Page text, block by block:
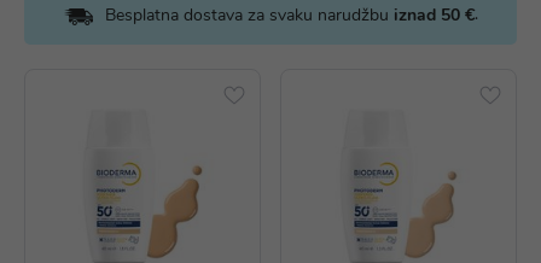
Besplatna dostava za svaku narudžbu iznad 50 €.